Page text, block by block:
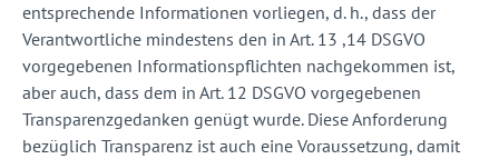
entsprechende Informationen vorliegen, d. h., dass der
Verantwortliche mindestens den in Art. 13 ,14 DSGVO
vorgegebenen Informationspflichten nachgekommen ist,
aber auch, dass dem in Art. 12 DSGVO vorgegebenen
Transparenzgedanken genügt wurde. Diese Anforderung
bezüglich Transparenz ist auch eine Voraussetzung, damit